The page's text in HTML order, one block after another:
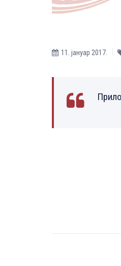
11. јануар 2017.